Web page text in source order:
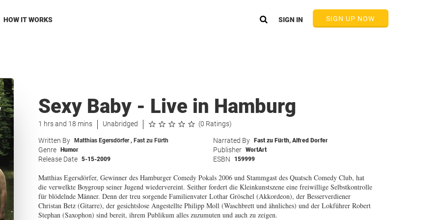
HOW IT WORKS SIGN UP NOW
SIGN IN
Sexy Baby - Live in Hamburg
1 hrs and 18 mins Unabridged (0 Ratings)
Written By Matthias Egersdörfer, Fast zu Fürth Narrated By Fast zu Fürth, Alfred Dorfer
Genre Humor Publisher WortArt
Release Date 5-15-2009 ESBN 159999
Matthias Egersdörfer, Gewinner des Hamburger Comedy Pokals 2006 und Stammgast des Quatsch Comedy Club, hat
die verwelkte Boygroup seiner Jugend wiedervereint. Seither fordert die Kleinkunstszene eine freiwillige Selbstkontrolle
für blödelnde Männer. Denn der treu sorgende Familienvater Lothar Gröschel (Akkordeon), der Besserverdiener
Christan Betz (Gitarre), der gesichtslose Angestellte Philipp Moll (Waschbrett und ähnliches) und der Lokführer Robert
Stephan (Saxophon) sind bereit, ihrem Publikum alles zuzumuten und auch zu zeigen.